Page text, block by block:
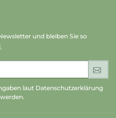
und bleiben Sie so
laut Datenschutzerklärung